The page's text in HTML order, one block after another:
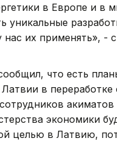
в Европе и в
уникальные
нас их применять», -
что есть
в переработке
экономики
целью в Латвию,